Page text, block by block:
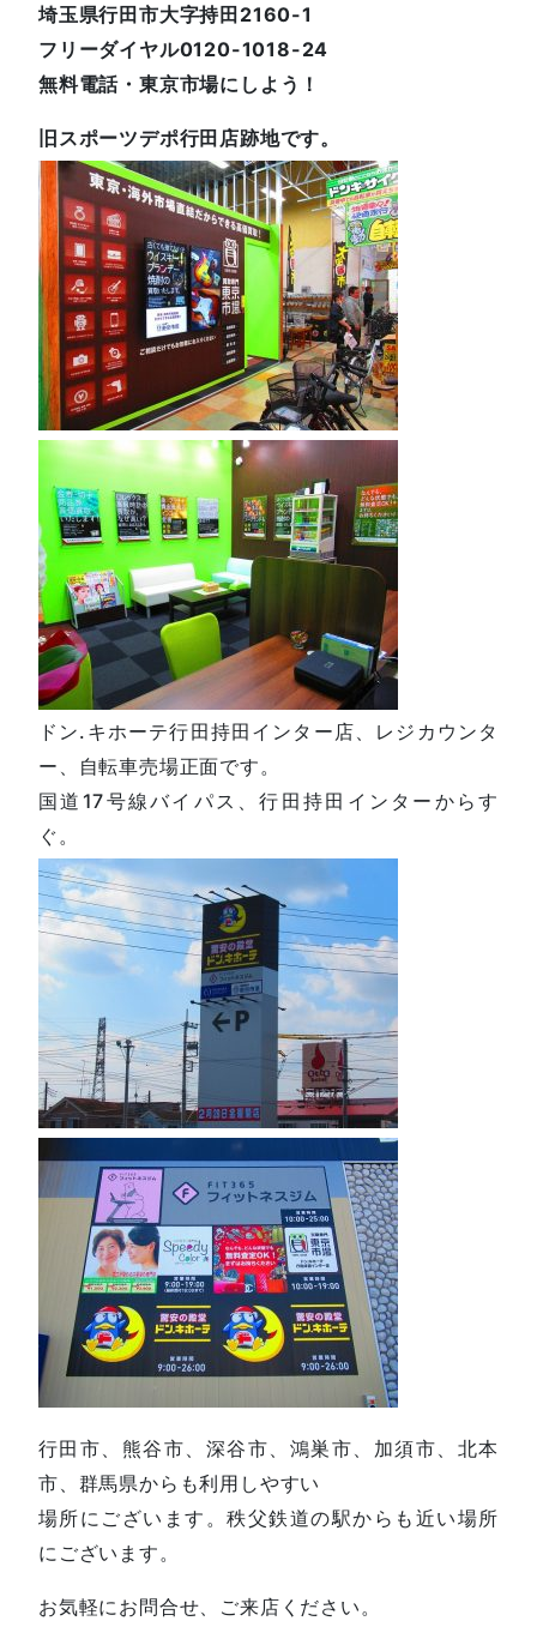
埼玉県行田市大字持田2160-1
フリーダイヤル0120-1018-24
無料電話・東京市場にしよう！
旧スポーツデポ行田店跡地です。
ドン.キホーテ行田持田インター店、レジカウンタ
ー、自転車売場正面です。
国道17号線バイパス、行田持田インターからす
ぐ。
行田市、熊谷市、深谷市、鴻巣市、加須市、北本
市、群馬県からも利用しやすい
場所にございます。秩父鉄道の駅からも近い場所
にございます。
お気軽にお問合せ、ご来店ください。